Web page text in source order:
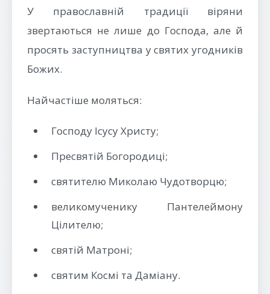
У православній традиції віряни
звертаються не лише до Господа, але й
просять заступництва у святих угодників
Божих.
Найчастіше моляться:
Господу Ісусу Христу;
Пресвятій Богородиці;
святителю Миколаю Чудотворцю;
великомученику Пантелеймону
Цілителю;
святій Матроні;
святим Космі та Даміану.